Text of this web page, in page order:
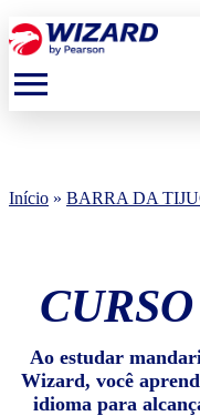
menu
Início » BARRA DA
Ao estudar
Wizard, você
idioma para